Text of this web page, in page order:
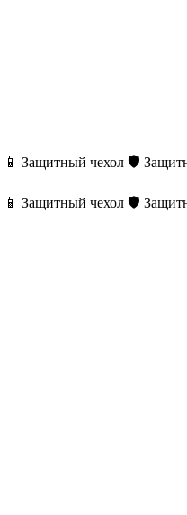
📱 Защитный чехол 🛡️
📱 Защитный чехол 🛡️